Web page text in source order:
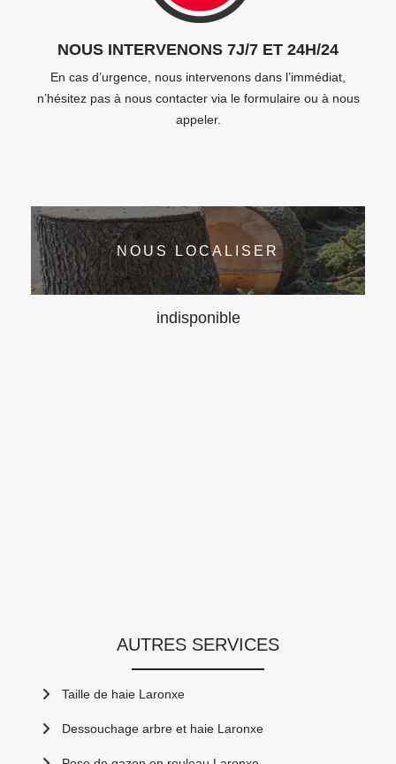
NOUS INTERVENONS 7J/7 ET 24H/24
En cas d’urgence, nous intervenons dans l’immédiat,
n’hésitez pas à nous contacter via le formulaire ou à nous
appeler.
NOUS LOCALISER
indisponible
AUTRES SERVICES
Taille de haie Laronxe
Dessouchage arbre et haie Laronxe